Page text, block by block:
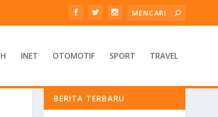
INET OTOMOTIF SPORT TRAVEL
BERITA TERBARU